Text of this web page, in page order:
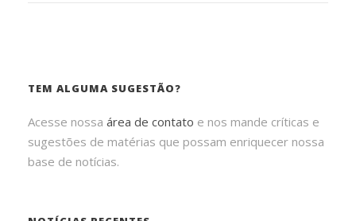
TEM ALGUMA SUGESTÃO?
Acesse nossa área de contato e nos mande críticas e
sugestões de matérias que possam enriquecer nossa
base de notícias.